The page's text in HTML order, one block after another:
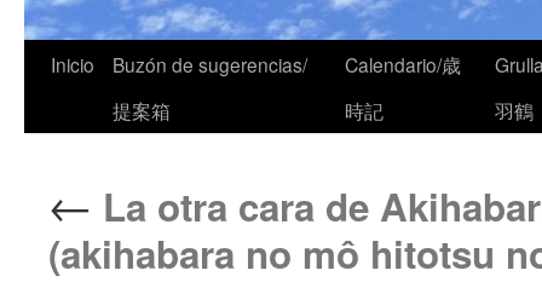
Inicio
Buzón de sugerencias/
提案箱
Calendario/歳
時記
羽鶴
← La otra cara de
(akihabara no mô hitotsu